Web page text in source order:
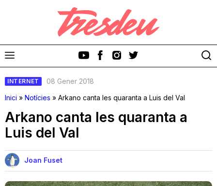
Cinema i Televisió
INTERNET
08 Gener 2018
Inici » Notícies » Arkano canta les quaranta a Luis del Val
Arkano canta les quaranta a
Luis del Val
Joan Fuset